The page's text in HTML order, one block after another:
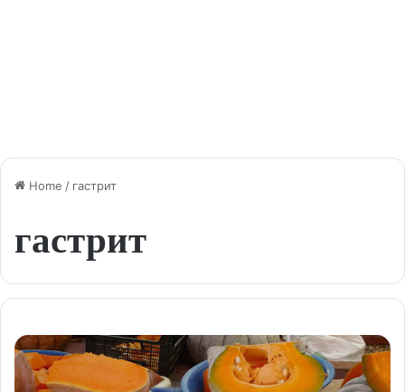
Home / гастрит
гастрит